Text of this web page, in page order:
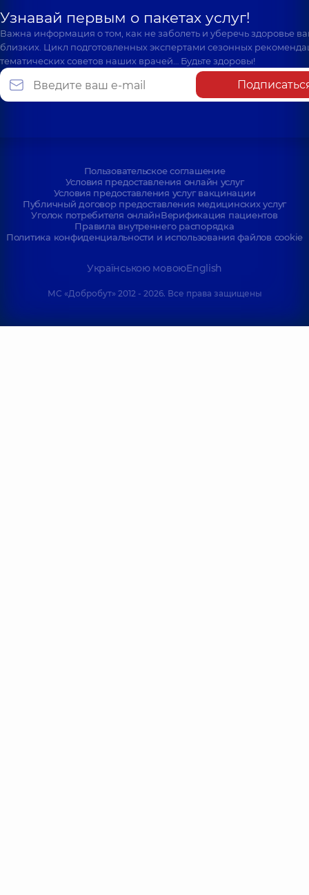
Узнавай первым о пакетах услуг!
Важна информация о том, как не заболеть и уберечь здоровье
близких. Цикл подготовленных экспертами сезонных
тематических советов наших врачей… Будьте здоровы!
Пользовательское соглашение
Условия предоставления онлайн услуг
Условия предоставления услуг вакцинации
Публичный договор предоставления медицинских услуг
Уголок потребителя онлайнВерификация пациентов
Правила внутреннего распорядка
Политика конфиденциальности и использования файлов cookie
Українською мовоюEnglish
МС «Добробут» 2012 - 2026. Все права защищены